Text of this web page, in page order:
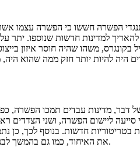
הפשרה חששו כי הפשרה עצמו
להאריך למדינות חדשות שנוספו. יתר
בקונגרס, משהו שהיה חוסר איזון
היה להיות יותר חזק ממה שהוא היה,
דבר, מדינות עבדים תמכו הפשרה,
סייעה ליישום הפשרה, ושני הצדדים
בטריטוריות חדשות. בנוסף לכך, כן
את האיחוד, כמו גם בהמשך לבנות סמכויות המדינה הפדרלית.